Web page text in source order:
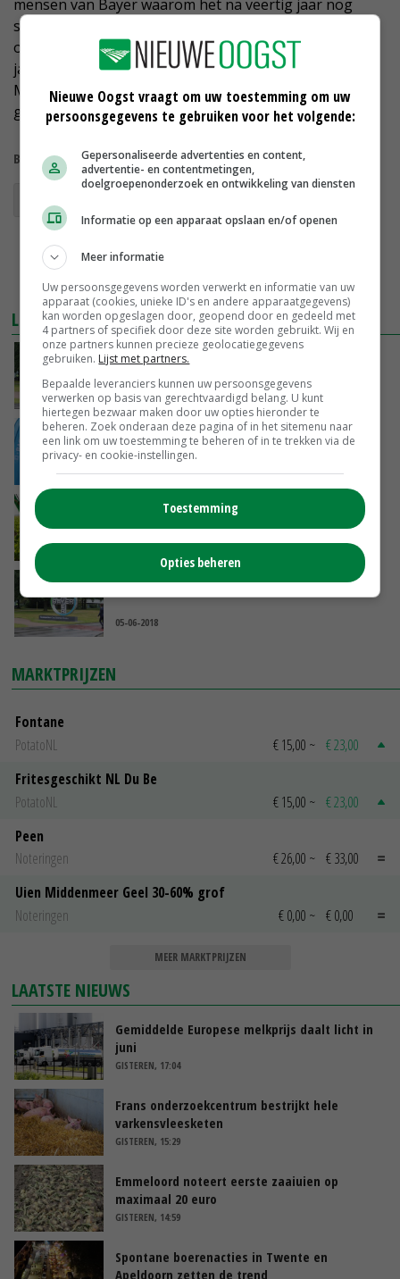
mensen van Bayer waarom het na veertig jaar nog
steeds niet is gelukt een goed alternatief te
ontwikkelen voor glyfosaat. 'Het middel is na al die
jaren nog steeds uniek en zeer relevant', vertelt
Madrazo. 'Er is nog geen silver bullet gevonden om
glyfosaat volledig te vervangen.'
Bekijk meer over:
Bayer
LEES OOK
Omzet Bayer stijgt met 8,5 procent
05-09-2018
BASF haalt groentezaadbedrijf Bayer binnen
16-08-2018
PlanetProof is robuust en duidelijk
11-07-2018
Monsanto gaat na fusie verder als Bayer
05-06-2018
MARKTPRIJZEN
Fontane
PotatoNL
€ 15,00 ~ € 23,00
Fritesgeschikt NL Du Be
PotatoNL
€ 15,00 ~ € 23,00
Peen
Noteringen
€ 26,00 ~ € 33,00
Uien Middenmeer Geel 30-60% grof
Noteringen
€ 0,00 ~ € 0,00
MEER MARKTPRIJZEN
LAATSTE NIEUWS
Gemiddelde Europese melkprijs daalt licht in
juni
GISTEREN, 17:04
Frans onderzoekcentrum bestrijkt hele
varkensvleesketen
GISTEREN, 15:29
Emmeloord noteert eerste zaaiuien op
maximaal 20 euro
GISTEREN, 14:59
Spontane boerenacties in Twente en
Apeldoorn zetten de trend
Nieuwe Oogst vraagt om uw toestemming om uw
persoonsgegevens te gebruiken voor het volgende:
Gepersonaliseerde advertenties en content,
advertentie- en contentmetingen,
doelgroepenonderzoek en ontwikkeling van diensten
Informatie op een apparaat opslaan en/of openen
Meer informatie
Uw persoonsgegevens worden verwerkt en informatie van uw
apparaat (cookies, unieke ID's en andere apparaatgegevens)
kan worden opgeslagen door, geopend door en gedeeld met
4 partners of specifiek door deze site worden gebruikt. Wij en
onze partners kunnen precieze geolocatiegegevens
gebruiken. Lijst met partners.
Bepaalde leveranciers kunnen uw persoonsgegevens
verwerken op basis van gerechtvaardigd belang. U kunt
hiertegen bezwaar maken door uw opties hieronder te
beheren. Zoek onderaan deze pagina of in het sitemenu naar
een link om uw toestemming te beheren of in te trekken via de
privacy- en cookie-instellingen.
Toestemming
Opties beheren